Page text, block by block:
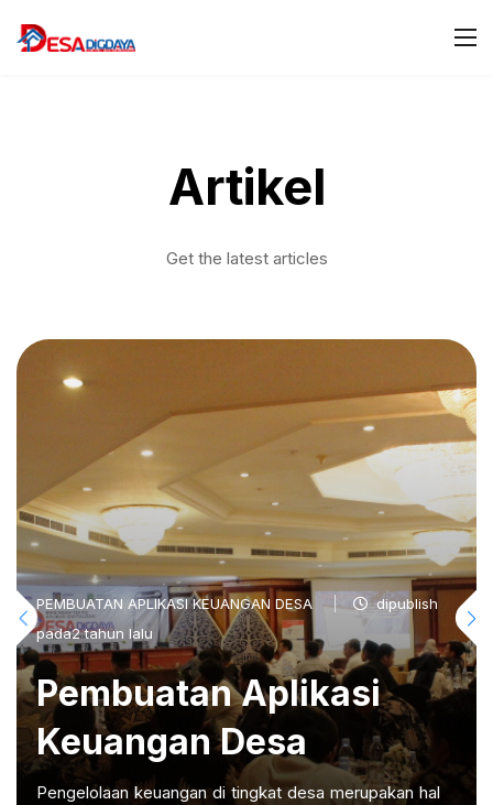
Artikel
Get the latest articles
PEMBUATAN APLIKASI KEUANGAN DESA
dipublish
pada2 tahun lalu
Pembuatan Aplikasi
Keuangan Desa
Pengelolaan keuangan di tingkat desa merupakan hal